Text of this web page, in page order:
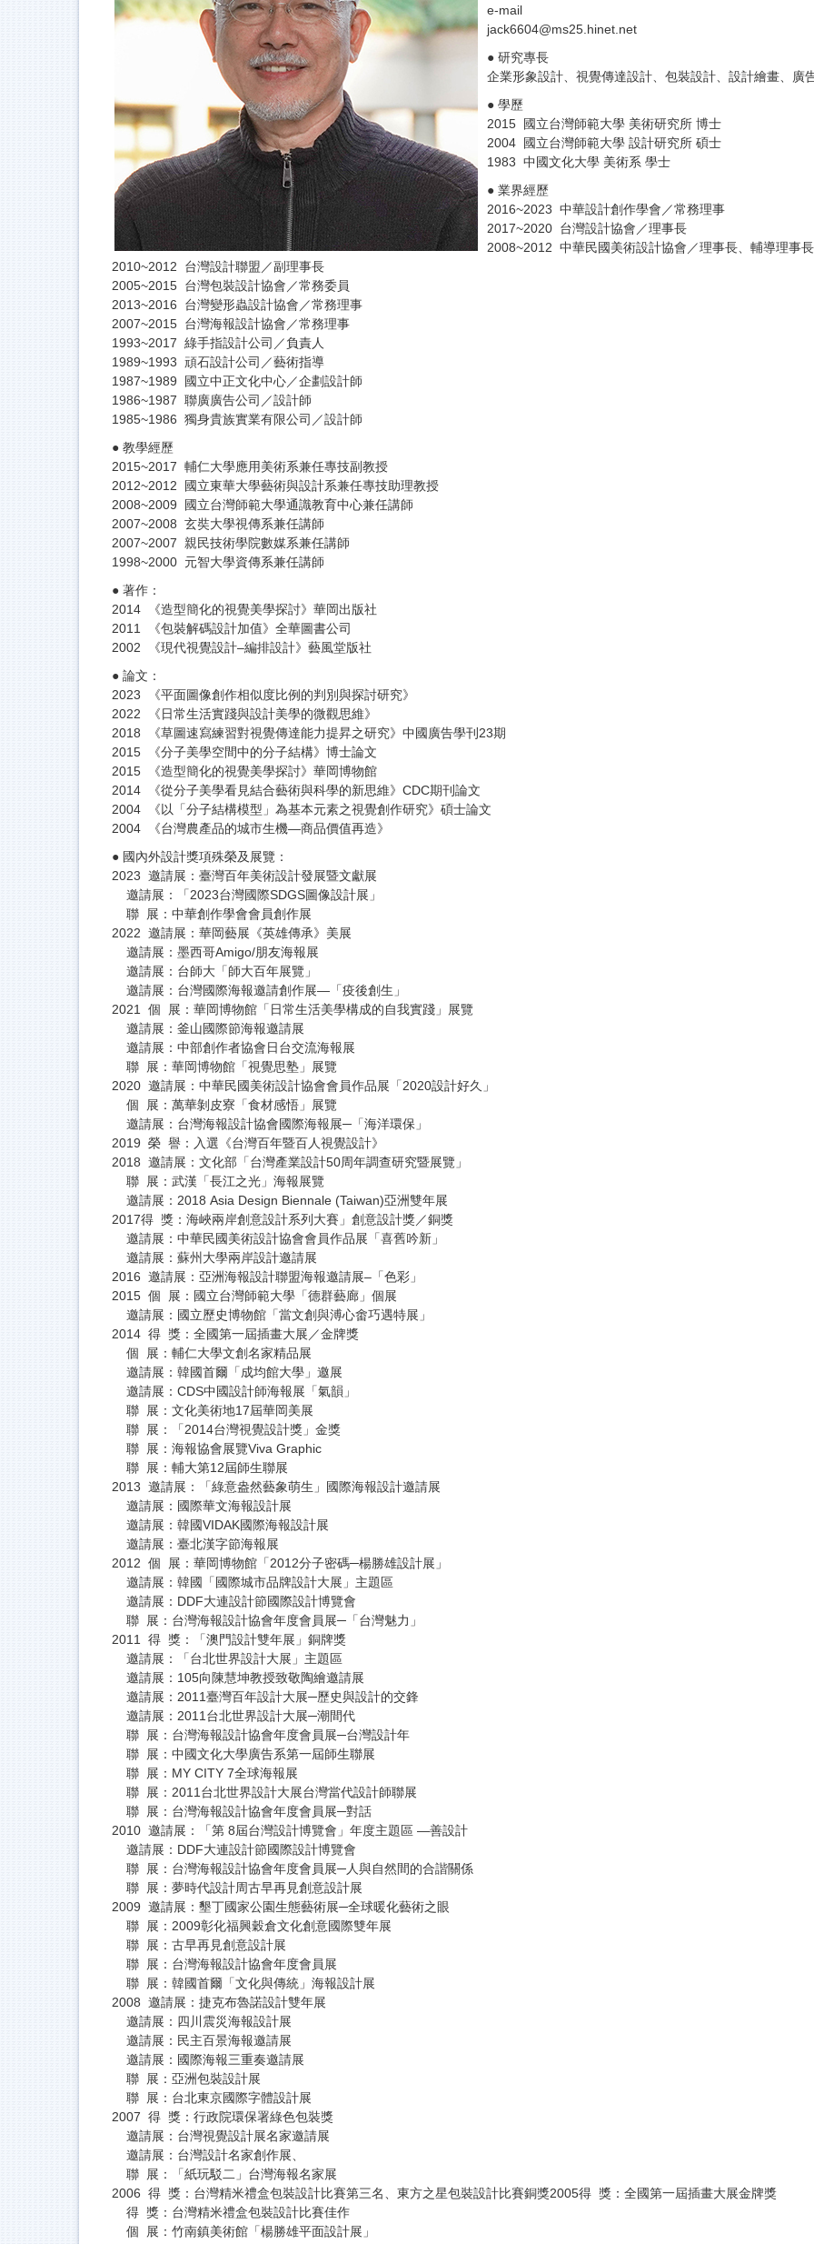
e-mail
jack6604@ms25.hinet.net
● 研究專長
企業形象設計、視覺傳達設計、包裝設計、設計繪畫、廣
● 學歷
2015 國立台灣師範大學 美術研究所 博士
2004 國立台灣師範大學 設計研究所 碩士
1983 中國文化大學 美術系 學士
● 業界經歷
2016~2023 中華設計創作學會／常務理事
2017~2020 台灣設計協會／理事長
2008~2012 中華民國美術設計協會／理事長、輔導理事
2010~2012 台灣設計聯盟／副理事長
2005~2015 台灣包裝設計協會／常務委員
2013~2016 台灣變形蟲設計協會／常務理事
2007~2015 台灣海報設計協會／常務理事
1993~2017 綠手指設計公司／負責人
1989~1993 頑石設計公司／藝術指導
1987~1989 國立中正文化中心／企劃設計師
1986~1987 聯廣廣告公司／設計師
1985~1986 獨身貴族實業有限公司／設計師
● 教學經歷
2015~2017 輔仁大學應用美術系兼任專技副教授
2012~2012 國立東華大學藝術與設計系兼任專技助理教授
2008~2009 國立台灣師範大學通識教育中心兼任講師
2007~2008 玄奘大學視傳系兼任講師
2007~2007 親民技術學院數媒系兼任講師
1998~2000 元智大學資傳系兼任講師
● 著作：
2014 《造型簡化的視覺美學探討》華岡出版社
2011 《包裝解碼設計加值》全華圖書公司
2002 《現代視覺設計–編排設計》藝風堂版社
● 論文：
2023 《平面圖像創作相似度比例的判別與探討研究》
2022 《日常生活實踐與設計美學的微觀思維》
2018 《草圖速寫練習對視覺傳達能力提昇之研究》中國廣告學刊23期
2015 《分子美學空間中的分子結構》博士論文
2015 《造型簡化的視覺美學探討》華岡博物館
2014 《從分子美學看見結合藝術與科學的新思維》CDC期刊論文
2004 《以「分子結構模型」為基本元素之視覺創作研究》碩士論文
2004 《台灣農產品的城市生機—商品價值再造》
● 國內外設計獎項殊榮及展覽：
2023 邀請展：臺灣百年美術設計發展暨文獻展
邀請展：「2023台灣國際SDGS圖像設計展」
聯 展：中華創作學會會員創作展
2022 邀請展：華岡藝展《英雄傳承》美展
邀請展：墨西哥Amigo/朋友海報展
邀請展：台師大「師大百年展覽」
邀請展：台灣國際海報邀請創作展—「疫後創生」
2021 個 展：華岡博物館「日常生活美學構成的自我實踐」展覽
邀請展：釜山國際節海報邀請展
邀請展：中部創作者協會日台交流海報展
聯 展：華岡博物館「視覺思塾」展覽
2020 邀請展：中華民國美術設計協會會員作品展「2020設計好久」
個 展：萬華剝皮寮「食材感悟」展覽
邀請展：台灣海報設計協會國際海報展─「海洋環保」
2019 榮 譽：入選《台灣百年暨百人視覺設計》
2018 邀請展：文化部「台灣產業設計50周年調查研究暨展覽」
聯 展：武漢「長江之光」海報展覽
邀請展：2018 Asia Design Biennale (Taiwan)亞洲雙年展
2017得 獎：海峽兩岸創意設計系列大賽」創意設計獎／銅獎
邀請展：中華民國美術設計協會會員作品展「喜舊吟新」
邀請展：蘇州大學兩岸設計邀請展
2016 邀請展：亞洲海報設計聯盟海報邀請展–「色彩」
2015 個 展：國立台灣師範大學「德群藝廊」個展
邀請展：國立歷史博物館「當文創與溥心畬巧遇特展」
2014 得 獎：全國第一屆插畫大展／金牌獎
個 展：輔仁大學文創名家精品展
邀請展：韓國首爾「成均館大學」邀展
邀請展：CDS中國設計師海報展「氣韻」
聯 展：文化美術地17屆華岡美展
聯 展：「2014台灣視覺設計獎」金獎
聯 展：海報協會展覽Viva Graphic
聯 展：輔大第12屆師生聯展
2013 邀請展：「綠意盎然藝象萌生」國際海報設計邀請展
邀請展：國際華文海報設計展
邀請展：韓國VIDAK國際海報設計展
邀請展：臺北漢字節海報展
2012 個 展：華岡博物館「2012分子密碼─楊勝雄設計展」
邀請展：韓國「國際城市品牌設計大展」主題區
邀請展：DDF大連設計節國際設計博覽會
聯 展：台灣海報設計協會年度會員展─「台灣魅力」
2011 得 獎：「澳門設計雙年展」銅牌獎
邀請展：「台北世界設計大展」主題區
邀請展：105向陳慧坤教授致敬陶繪邀請展
邀請展：2011臺灣百年設計大展─歷史與設計的交鋒
邀請展：2011台北世界設計大展─潮間代
聯 展：台灣海報設計協會年度會員展─台灣設計年
聯 展：中國文化大學廣告系第一屆師生聯展
聯 展：MY CITY 7全球海報展
聯 展：2011台北世界設計大展台灣當代設計師聯展
聯 展：台灣海報設計協會年度會員展─對話
2010 邀請展：「第 8屆台灣設計博覽會」年度主題區 —善設計
邀請展：DDF大連設計節國際設計博覽會
聯 展：台灣海報設計協會年度會員展─人與自然間的合諧關係
聯 展：夢時代設計周古早再見創意設計展
2009 邀請展：墾丁國家公園生態藝術展─全球暖化藝術之眼
聯 展：2009彰化福興穀倉文化創意國際雙年展
聯 展：古早再見創意設計展
聯 展：台灣海報設計協會年度會員展
聯 展：韓國首爾「文化與傳統」海報設計展
2008 邀請展：捷克布魯諾設計雙年展
邀請展：四川震災海報設計展
邀請展：民主百景海報邀請展
邀請展：國際海報三重奏邀請展
聯 展：亞洲包裝設計展
聯 展：台北東京國際字體設計展
2007 得 獎：行政院環保署綠色包裝獎
邀請展：台灣視覺設計展名家邀請展
邀請展：台灣設計名家創作展、
聯 展：「紙玩駁二」台灣海報名家展
2006 得 獎：台灣精米禮盒包裝設計比賽第三名、東方之星包裝設計比賽銅獎2005得 獎：全國第一屆插畫大展金牌獎
得 獎：台灣精米禮盒包裝設計比賽佳作
個 展：竹南鎮美術館「楊勝雄平面設計展」